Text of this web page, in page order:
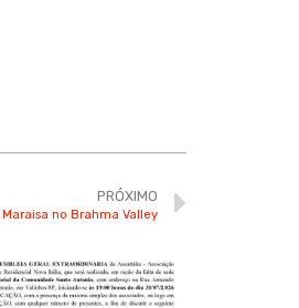
PRÓXIMO
no Brahma Valley